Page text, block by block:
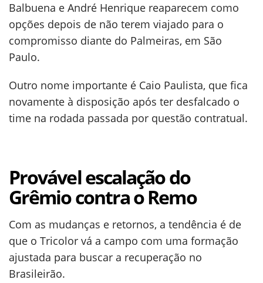
Balbuena e André Henrique reaparecem como
opções depois de não terem viajado para o
compromisso diante do Palmeiras, em São
Paulo.
Outro nome importante é Caio Paulista, que fica
novamente à disposição após ter desfalcado o
time na rodada passada por questão contratual.
Provável escalação do
Grêmio contra o Remo
Com as mudanças e retornos, a tendência é de
que o Tricolor vá a campo com uma formação
ajustada para buscar a recuperação no
Brasileirão.